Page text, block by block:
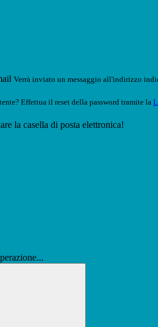
Verrà inviato un messaggio all'indirizzo
Effettua il reset della password tramite la
la casella di posta elettronica!